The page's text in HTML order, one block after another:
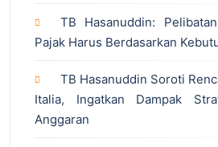
TB Hasanuddin:
Pajak Harus Berdasarkan
TB Hasanuddin Soroti
Italia, Ingatkan Dampak
Anggaran